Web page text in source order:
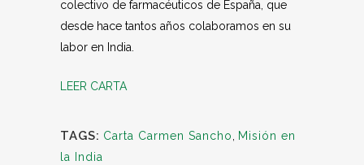
colectivo de farmacéuticos de España, que
desde hace tantos años colaboramos en su
labor en India.
LEER CARTA
TAGS: Carta Carmen Sancho
Misión en
la India